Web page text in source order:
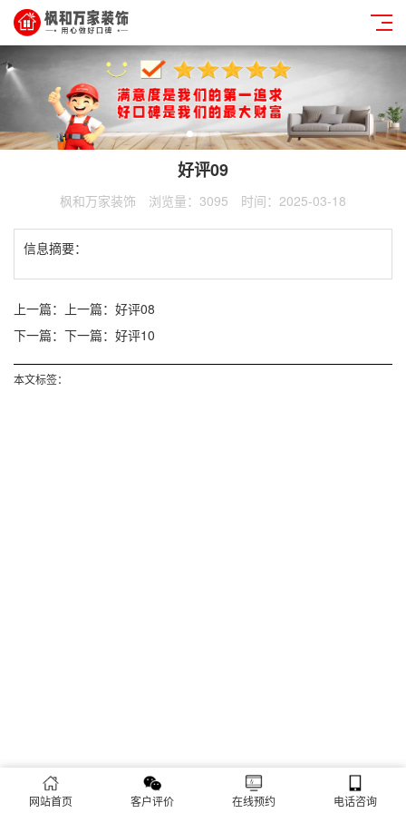
好评09
枫和万家装饰 浏览量：3095 时间：2025-03-18
信息摘要：
上一篇：
上一篇：好评08
下一篇： 下一篇：好评10
本文标签：
网站首页 客户评价 在线预约 电话咨询